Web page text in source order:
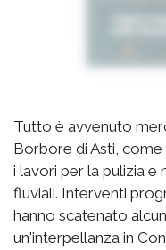
Tutto è avvenuto
Borbore di Asti,
i lavori per la pulizia e
fluviali. Interventi
hanno scatenato
un'interpellanza in